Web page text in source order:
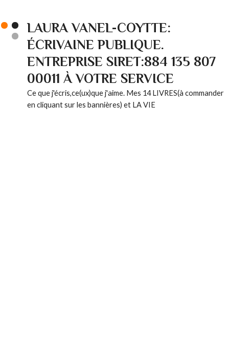
LAURA VANEL-COYTTE:
ÉCRIVAINE PUBLIQUE.
ENTREPRISE SIRET:884 135 807
00011 À VOTRE SERVICE
Ce que j'écris,ce(ux)que j'aime. Mes 14 LIVRES(à commander
en cliquant sur les bannières) et LA VIE